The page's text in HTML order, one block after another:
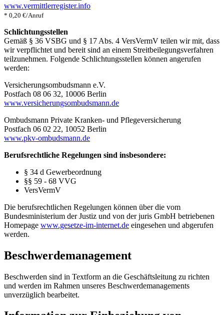
www.vermittlerregister.info
* 0,20 €/Anruf
Schlichtungsstellen
Gemäß § 36 VSBG und § 17 Abs. 4 VersVermV teilen wir mit, dass
wir verpflichtet und bereit sind an einem Streitbeilegungsverfahren
teilzunehmen. Folgende Schlichtungsstellen können angerufen
werden:
Versicherungsombudsmann e.V.
Postfach 08 06 32, 10006 Berlin
www.versicherungsombudsmann.de
Ombudsmann Private Kranken- und Pflegeversicherung
Postfach 06 02 22, 10052 Berlin
www.pkv-ombudsmann.de
Berufsrechtliche Regelungen sind insbesondere:
§ 34 d Gewerbeordnung
§§ 59 - 68 VVG
VersVermV
Die berufsrechtlichen Regelungen können über die vom
Bundesministerium der Justiz und von der juris GmbH betriebenen
Homepage www.gesetze-im-internet.de eingesehen und abgerufen
werden.
Beschwerdemanagement
Beschwerden sind in Textform an die Geschäftsleitung zu richten
und werden im Rahmen unseres Beschwerdemanagements
unverzüglich bearbeitet.